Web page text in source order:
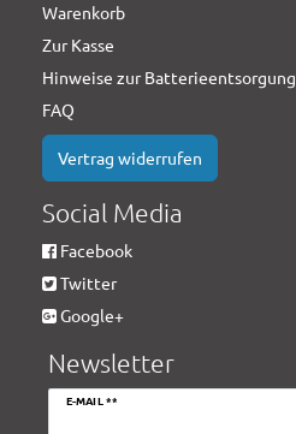
Warenkorb
Zur Kasse
Hinweise zur Batterieentsorgung
FAQ
Vertrag widerrufen
Social Media
Facebook
Twitter
Google+
Newsletter
E-MAIL **
Newsletter